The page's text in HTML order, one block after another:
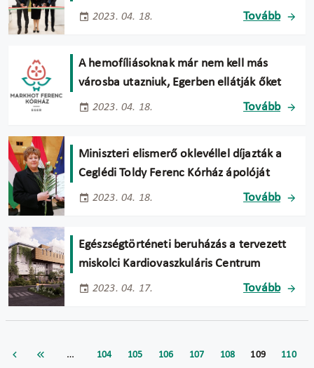
2023. 04. 18. Tovább
A hemofíliásoknak már nem kell más
városba utazniuk, Egerben ellátják őket
2023. 04. 18. Tovább
Miniszteri elismerő oklevéllel díjazták a
Ceglédi Toldy Ferenc Kórház ápolóját
2023. 04. 18. Tovább
Egészségtörténeti beruházás a tervezett
miskolci Kardiovaszkuláris Centrum
2023. 04. 17. Tovább
… 104 105 106 107 108 109 110